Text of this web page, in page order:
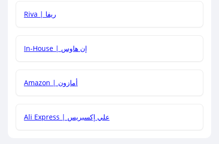
هل يمكنني جمع كود خصم مع العروض الأخرى؟
Riva | ريفا
In-House | إن هاوس
Amazon | أمازون
Ali Express | علي إكسبريس